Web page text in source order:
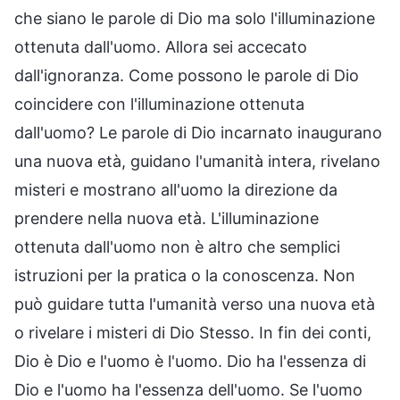
che siano le parole di Dio ma solo l'illuminazione
ottenuta dall'uomo. Allora sei accecato
dall'ignoranza. Come possono le parole di Dio
coincidere con l'illuminazione ottenuta
dall'uomo? Le parole di Dio incarnato inaugurano
una nuova età, guidano l'umanità intera, rivelano
misteri e mostrano all'uomo la direzione da
prendere nella nuova età. L'illuminazione
ottenuta dall'uomo non è altro che semplici
istruzioni per la pratica o la conoscenza. Non
può guidare tutta l'umanità verso una nuova età
o rivelare i misteri di Dio Stesso. In fin dei conti,
Dio è Dio e l'uomo è l'uomo. Dio ha l'essenza di
Dio e l'uomo ha l'essenza dell'uomo. Se l'uomo